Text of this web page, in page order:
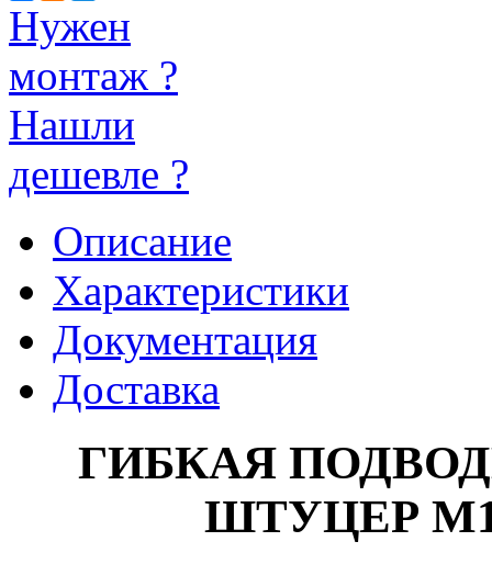
Нужен
монтаж ?
Нашли
дешевле ?
Описание
Характеристики
Документация
Доставка
ГИБКАЯ
ШТУЦЕР